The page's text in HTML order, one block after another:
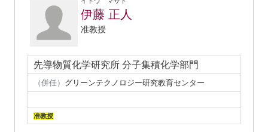
伊藤 正人
准教授
先導物質化学研究所 分子集積化学部門
（併任） グリーンテクノロジー研究教育センター
准教授